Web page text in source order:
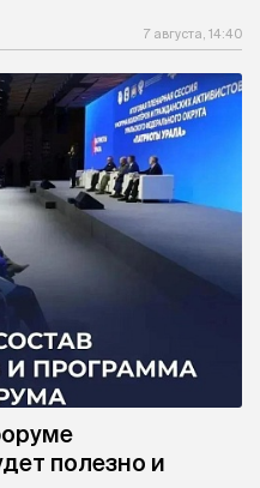
7 августа, 14:40
полезно и